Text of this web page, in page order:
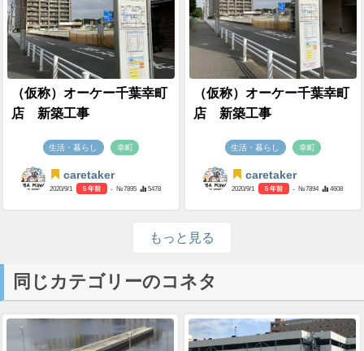
（仮称）オーケー千葉幸町
店 新築工事
生活・暮らし 幸町
caretaker
2020/9/1 5 年前 - №7895 5478
（仮称）オーケー千葉幸町
店 新築工事
生活・暮らし 幸町
caretaker
2020/9/1 5 年前 - №7894 4608
もっと見る
同じカテゴリーのコネタ